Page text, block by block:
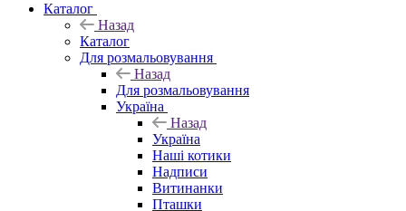
Каталог
Назад
Каталог
Для розмальовування
Назад
Для розмальовування
Україна
Назад
Україна
Наші котики
Надписи
Витинанки
Пташки